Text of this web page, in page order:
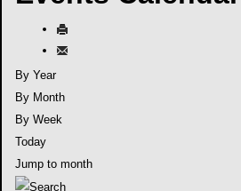
By Year
By Month
By Week
Today
Jump to month